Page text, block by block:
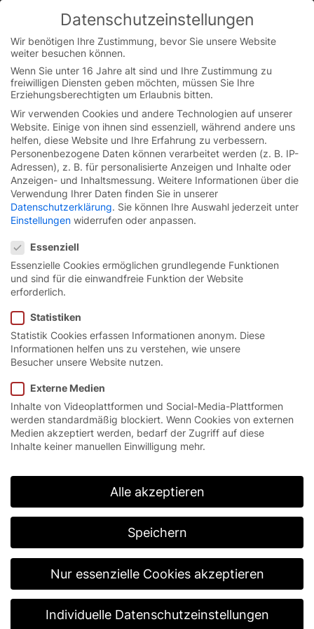
You are currently on the Austrian German website.
Switch to the English version.
Skip
content
Dieintelligente
Vernetzung
EFA-SmartConnect®.
Mit EFA-SmartConnect® bietet EFAFLEX die IoT-
Lösung für intelligente, vernetzte Tore. Die
kostenfreie, benutzerfreundliche App ermöglicht ein
Diagnose – Service – Wartung können Sie Störungen
rechtzeitig vorbeugen und auch die Wartung
Stillstände, sondern senkt auch Betriebskosten.
Datenschutzeinstellungen
Wir benötigen Ihre Zustimmung, bevor Sie unsere Website
weiter besuchen können.
Wenn Sie unter 16 Jahre alt sind und Ihre Zustimmung zu
freiwilligen Diensten geben möchten, müssen Sie Ihre
Erziehungsberechtigten um Erlaubnis bitten.
Wir verwenden Cookies und andere Technologien auf unserer
Website. Einige von ihnen sind essenziell, während andere uns
helfen, diese Website und Ihre Erfahrung zu verbessern.
Personenbezogene Daten können verarbeitet werden (z. B. IP-
Adressen), z. B. für personalisierte Anzeigen und Inhalte oder
Anzeigen- und Inhaltsmessung. Weitere Informationen über die
Verwendung Ihrer Daten finden Sie in unserer
Datenschutzerklärung. Sie können Ihre Auswahl jederzeit unter
Einstellungen widerrufen oder anpassen.
Essenziell
Essenzielle Cookies ermöglichen grundlegende Funktionen
und sind für die einwandfreie Funktion der Website
erforderlich.
Statistiken
Statistik Cookies erfassen Informationen anonym. Diese
Informationen helfen uns zu verstehen, wie unsere
Besucher unsere Website nutzen.
Externe Medien
Inhalte von Videoplattformen und Social-Media-Plattformen
werden standardmäßig blockiert. Wenn Cookies von externen
Medien akzeptiert werden, bedarf der Zugriff auf diese
Inhalte keiner manuellen Einwilligung mehr.
Alle akzeptieren
Speichern
Nur essenzielle Cookies akzeptieren
Individuelle Datenschutzeinstellungen